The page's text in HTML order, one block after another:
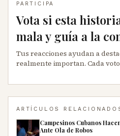
PARTICIPA
Vota si esta
mala y guía a la
Tus reacciones ayudan a
realmente importan. Cada
ARTÍCULOS
Campesinos Cubanos
Ante Ola de Robos